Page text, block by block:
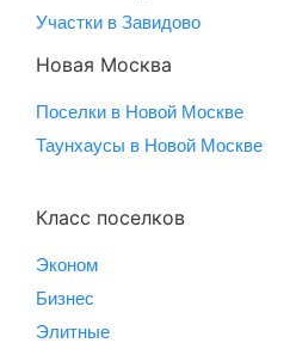
Участки в Завидово
Новая Москва
Поселки в Новой Москве
Таунхаусы в Новой Москве
Класс поселков
Эконом
Бизнес
Элитные